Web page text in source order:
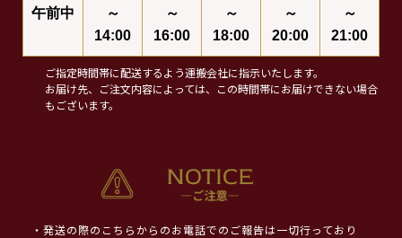
午前中
～
14:00
～
16:00
～
18:00
～
20:00
～
21:00
ご指定時間帯に配送するよう運搬会社に指示いたします。
お届け先、ご注文内容によっては、この時間帯にお届けできない場合
もございます。
・発送の際のこちらからのお電話でのご報告は一切行っており